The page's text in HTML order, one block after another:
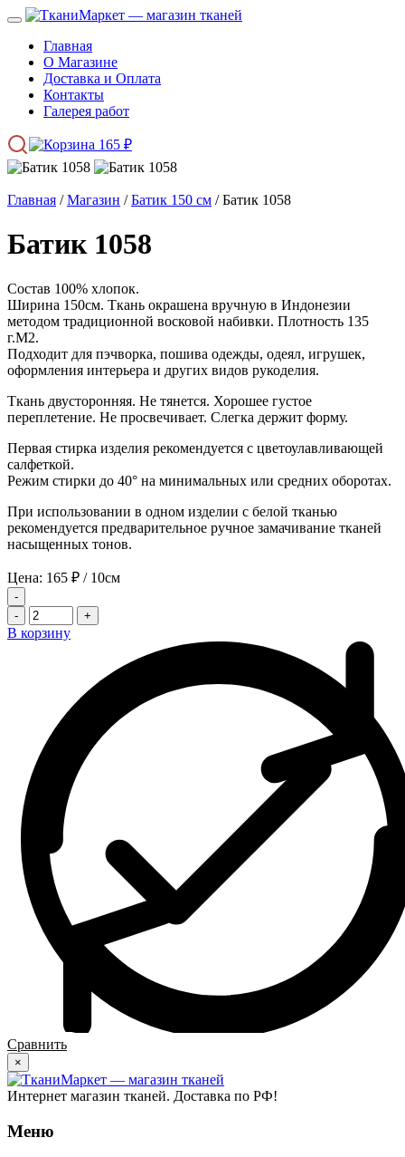
Главная
О Магазине
Доставка и Оплата
Контакты
Галерея работ
165 ₽
Главная /Магазин /Батик 150 см / Батик 1058
Батик 1058
Состав 100% хлопок.
Ширина 150см. Ткань окрашена вручную в Индонезии
методом традиционной восковой набивки. Плотность 135
г.М2.
Подходит для пэчворка, пошива одежды, одеял, игрушек,
оформления интерьера и других видов рукоделия.
Ткань двусторонняя. Не тянется. Хорошее густое
переплетение. Не просвечивает. Слегка держит форму.
Первая стирка изделия рекомендуется с цветоулавливающей
салфеткой.
Режим стирки до 40° на минимальных или средних оборотах.
При использовании в одном изделии с белой тканью
рекомендуется предварительное ручное замачивание тканей
насыщенных тонов.
Цена: 165 ₽ / 10см
-
-
+
В корзину
Сравнить
×
Интернет магазин тканей. Доставка по РФ!
Меню